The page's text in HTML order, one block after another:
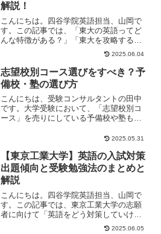
解説！
こんにちは。四谷学院英語担当、山岡で
す。この記事では、「東大の英語ってど
んな特徴がある？」「東大を攻略するに
はどんな力が必要なのだろう？」といっ
2025.06.04
志望校別コース選びをすべき？予
備校・塾の選び方
こんにちは、受験コンサルタントの田中
です。大学受験において、「志望校別コ
ース」を売りにしている予備校や塾もあ
2025.05.31
【東京工業大学】英語の入試対策
出題傾向と受験勉強法のまとめと
解説
こんにちは。四谷学院英語担当、山岡で
す。この記事では、東京工業大学の志願
者に向けて「英語をどう対策していけば
良いのだろう？」といった疑問に答える
2025.06.05